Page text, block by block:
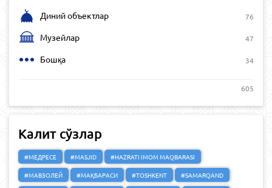
Диний объектлар 76
Музейлар 47
Бошқа 34
605
Калит сўзлар
#МЕДРЕСЕ #MASJID
#HAZRATI IMOM MAQBARASI
#МАВЗОЛЕЙ
#МАҚБАРАСИ #TOSHKENT
#SAMARQAND